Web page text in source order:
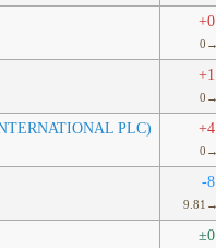
0→
0→
PLC)
0→
-
9.81→